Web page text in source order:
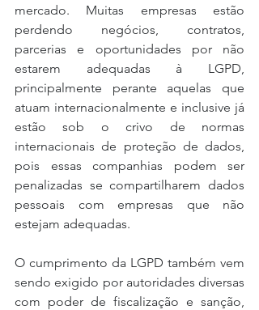
mercado. Muitas empresas estão
perdendo negócios, contratos,
parcerias e oportunidades por não
estarem adequadas à LGPD,
principalmente perante aquelas que
atuam internacionalmente e inclusive já
estão sob o crivo de normas
internacionais de proteção de dados,
pois essas companhias podem ser
penalizadas se compartilharem dados
pessoais com empresas que não
estejam adequadas.
O cumprimento da LGPD também vem
sendo exigido por autoridades diversas
com poder de fiscalização e sanção,